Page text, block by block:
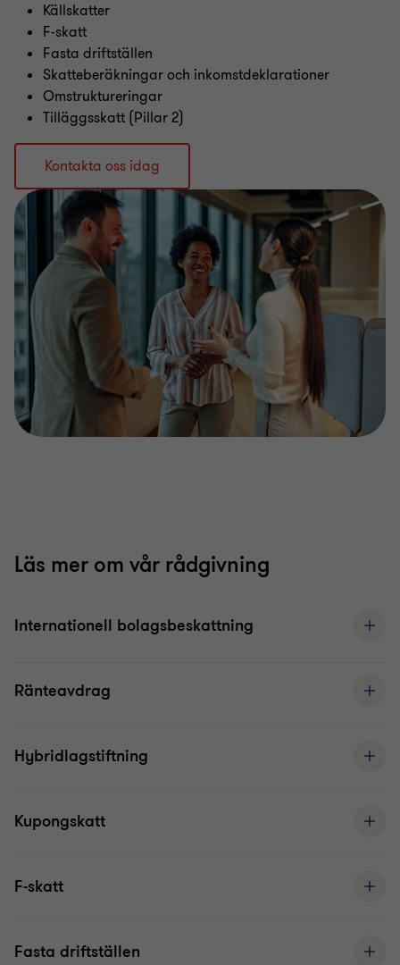
Källskatter
F-skatt
Fasta driftställen
Skatteberäkningar och inkomstdeklarationer
Omstruktureringar
Tilläggsskatt (Pillar 2)
Kontakta oss idag
Läs mer om vår rådgivning
Internationell bolagsbeskattning
Ränteavdrag
Hybridlagstiftning
Kupongskatt
F-skatt
Fasta driftställen